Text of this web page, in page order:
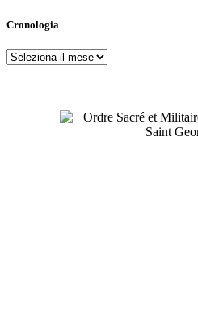
Cronologia
Cronologia